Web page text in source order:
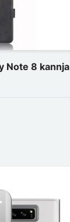
Note 8 kannja